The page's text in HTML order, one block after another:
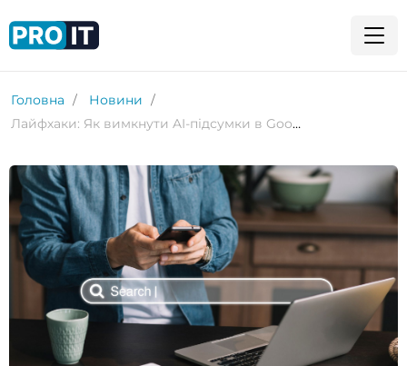
Головна
Новини
Лайфхаки: Як вимкнути AI-підсумки в Google Search